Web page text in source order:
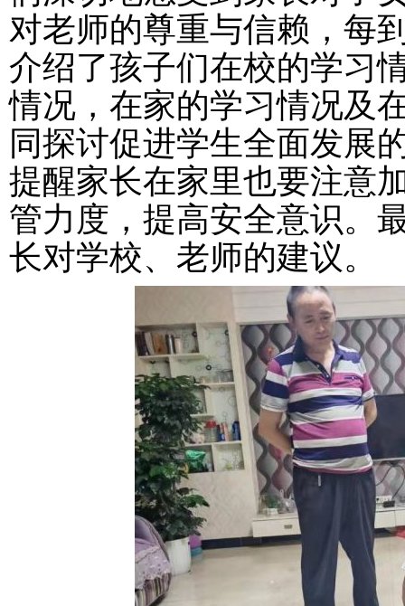
对老师的尊重与信赖，每
介绍了孩子们在校的学习
情况， 在家的学习情况及
同探讨促进学生全面发展
提醒家长在家里也要注意
管力度 ，提高安全意识。
长对学校、老师的建议。